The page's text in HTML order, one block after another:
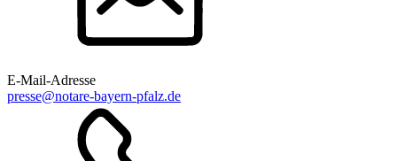
E-Mail-Adresse
presse@notare-bayern-pfalz.de